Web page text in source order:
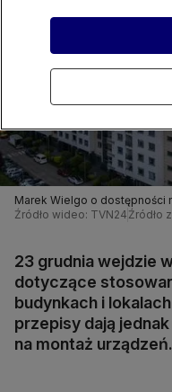
Marek Wielgo o dostępności
Źródło wideo: TVN24 Źródło
23 grudnia wejdzie
dotyczące
budynkach i
przepisy dają
na montaż urządzeń.